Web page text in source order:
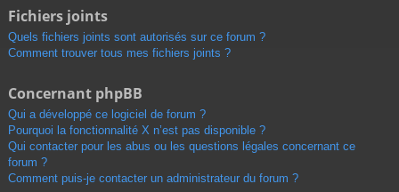
Fichiers joints
Quels fichiers joints sont autorisés sur ce forum ?
Comment trouver tous mes fichiers joints ?
Concernant phpBB
Qui a développé ce logiciel de forum ?
Pourquoi la fonctionnalité X n’est pas disponible ?
Qui contacter pour les abus ou les questions légales concernant ce
forum ?
Comment puis-je contacter un administrateur du forum ?